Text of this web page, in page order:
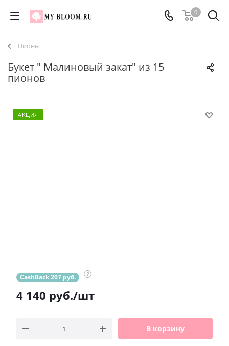
0
Пионы
Букет " Малиновый закат" из 15
пионов
АКЦИЯ
CashBack 207 руб. ?
4 140 руб./шт
В корзину